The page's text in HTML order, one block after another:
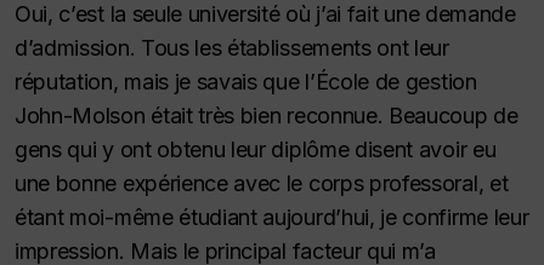
Oui, c’est la seule université où j’ai fait une demande
d’admission. Tous les établissements ont leur
réputation, mais je savais que l’École de gestion
John-Molson était très bien reconnue. Beaucoup de
gens qui y ont obtenu leur diplôme disent avoir eu
une bonne expérience avec le corps professoral, et
étant moi-même étudiant aujourd’hui, je confirme leur
impression. Mais le principal facteur qui m’a